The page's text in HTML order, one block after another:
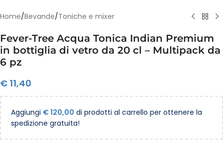
Home/Bevande/Toniche e mixer
Fever-Tree Acqua Tonica Indian Premium
in bottiglia di vetro da 20 cl – Multipack da
6 pz
€ 11,40
Aggiungi €120,00 di prodotti al carrello per ottenere la
spedizione gratuita!